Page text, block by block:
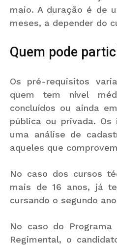
maio. A duração é de
meses, a depender do
Quem pode
Os pré-requisitos
quem tem nível
concluídos ou ainda
pública ou privada. Os
uma análise de
aqueles que
No caso dos cursos
mais de 16 anos, já
cursando o segundo
No caso do Programa
Regimental, o